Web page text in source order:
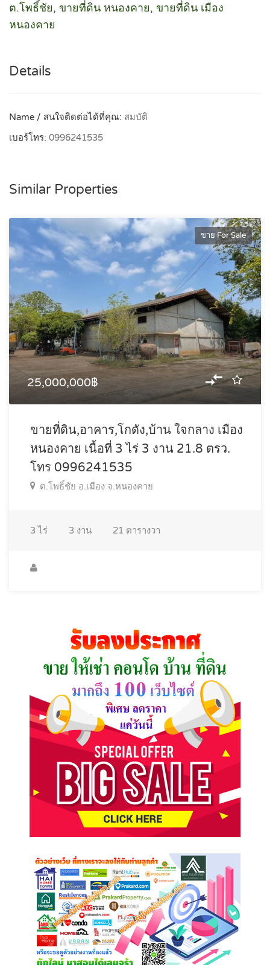
ต.โพธิ์ชัย, ขายที่ดิน หนองคาย, ขายที่ดิน เมือง
หนองคาย
Details
Name / สนใจติดต่อได้ที่คุณ: สมบัติ
เบอร์โทร: 0996241535
Similar Properties
ขาย For Sale
25,000,000฿
ขายที่ดิน,อาคาร,โกดัง,บ้าน ใจกลาง เมือง
หนองคาย เนื้อที่ 3 ไร่ 3 งาน 21.8 ตรว.
โทร 0996241535
ต.โพธิ์ชัย อ.เมือง จ.หนองคาย
3ไร่ 3 งาน 21 ตารางวา